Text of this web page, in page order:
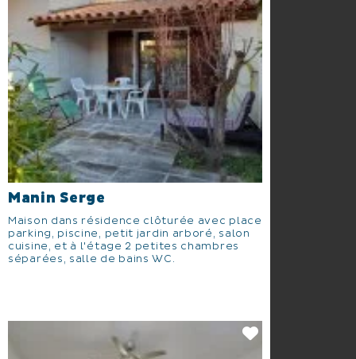
Manin Serge
Maison dans résidence clôturée avec place
parking, piscine, petit jardin arboré, salon
cuisine, et à l'étage 2 petites chambres
séparées, salle de bains WC.